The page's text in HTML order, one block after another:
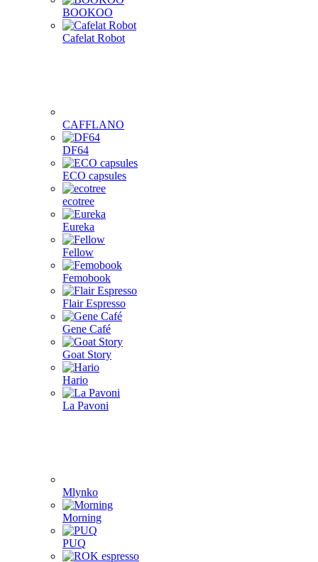
BOOKOO
Cafelat Robot
CAFFLANO
DF64
ECO capsules
ecotree
Eureka
Fellow
Femobook
Flair Espresso
Gene Café
Goat Story
Hario
La Pavoni
Mlynko
Morning
PUQ